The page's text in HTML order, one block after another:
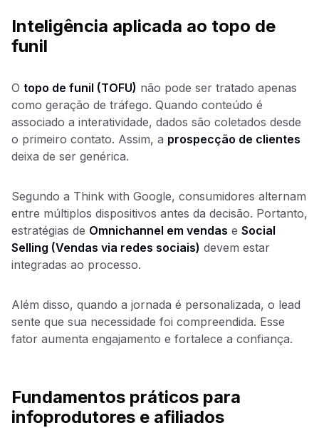
Inteligência aplicada ao topo de
funil
O topo de funil (TOFU) não pode ser tratado apenas
como geração de tráfego. Quando conteúdo é
associado a interatividade, dados são coletados desde
o primeiro contato. Assim, a prospecção de clientes
deixa de ser genérica.
Segundo a Think with Google, consumidores alternam
entre múltiplos dispositivos antes da decisão. Portanto,
estratégias de Omnichannel em vendas e Social
Selling (Vendas via redes sociais) devem estar
integradas ao processo.
Além disso, quando a jornada é personalizada, o lead
sente que sua necessidade foi compreendida. Esse
fator aumenta engajamento e fortalece a confiança.
Fundamentos práticos para
infoprodutores e afiliados